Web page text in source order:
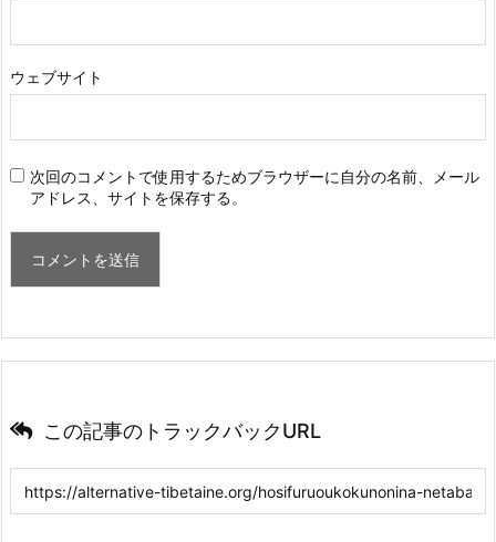
ウェブサイト
次回のコメントで使用するためブラウザーに自分の名前、メール
アドレス、サイトを保存する。
この記事のトラックバックURL